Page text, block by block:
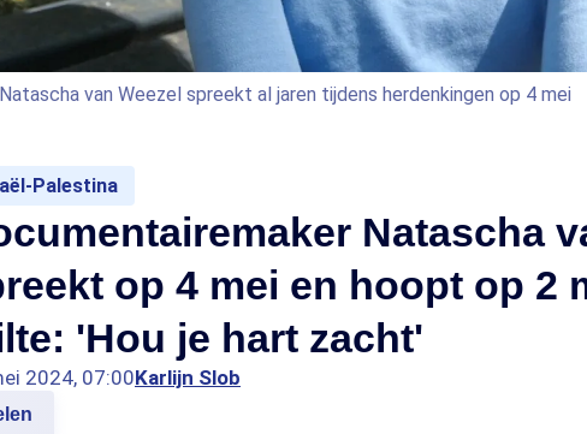
van Weezel spreekt al jaren tijdens herdenkingen op 4 mei
Palestina
Natascha
op 4 mei en hoopt op 2
'Hou je hart zacht'
2024, 07:00Karlijn Slob